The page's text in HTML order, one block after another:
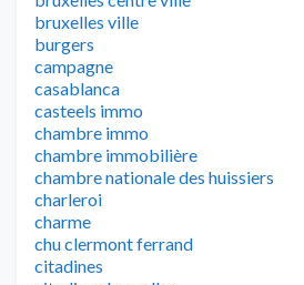
bruxelles ville
burgers
campagne
casablanca
casteels immo
chambre immo
chambre immobilière
chambre nationale des huissiers
charleroi
charme
chu clermont ferrand
citadines